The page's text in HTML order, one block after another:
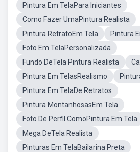
Pintura Em TelaPara Iniciantes
Como Fazer UmaPintura Realista
Pintura RetratoEm Tela
Pintura
Foto Em TelaPersonalizada
Fundo DeTela Pintura Realista
Pintura Em TelasRealismo
Pintura Em TelaDe Retratos
Pintura MontanhosasEm Tela
Foto De Perfil ComoPintura Em Tela
Mega DeTela Realista
Pinturas Em TelaBailarina Preta